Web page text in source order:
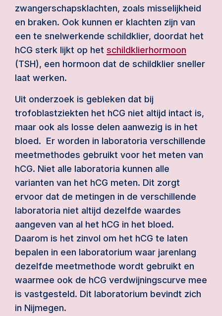
zwangerschapsklachten, zoals misselijkheid
en braken. Ook kunnen er klachten zijn van
een te snelwerkende schildklier, doordat het
hCG sterk lijkt op het schildklierhormoon
(TSH), een hormoon dat de schildklier sneller
laat werken.
Uit onderzoek is gebleken dat bij
trofoblastziekten het hCG niet altijd intact is,
maar ook als losse delen aanwezig is in het
bloed. Er worden in laboratoria verschillende
meetmethodes gebruikt voor het meten van
hCG. Niet alle laboratoria kunnen alle
varianten van het hCG meten. Dit zorgt
ervoor dat de metingen in de verschillende
laboratoria niet altijd dezelfde waardes
aangeven van al het hCG in het bloed.
Daarom is het zinvol om het hCG te laten
bepalen in een laboratorium waar jarenlang
dezelfde meetmethode wordt gebruikt en
waarmee ook de hCG verdwijningscurve mee
is vastgesteld. Dit laboratorium bevindt zich
in Nijmegen.